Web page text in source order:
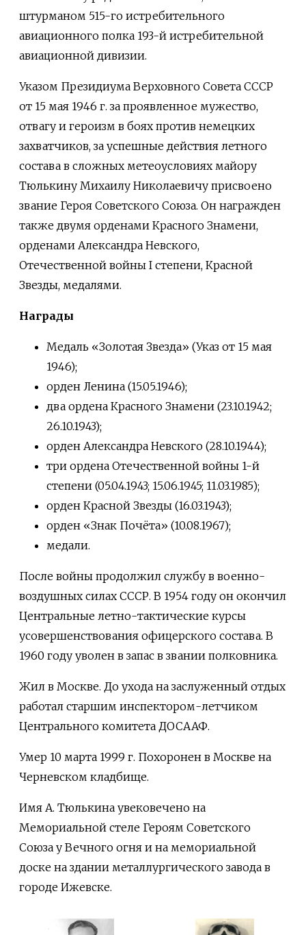
штурманом 515-го истребительного
авиационного полка 193-й истребительной
авиационной дивизии.
Указом Президиума Верховного Совета СССР
от 15 мая 1946 г. за проявленное мужество,
отвагу и героизм в боях против немецких
захватчиков, за успешные действия летного
состава в сложных метеоусловиях майору
Тюлькину Михаилу Николаевичу присвоено
звание Героя Советского Союза. Он награжден
также двумя орденами Красного Знамени,
орденами Александра Невского,
Отечественной войны I степени, Красной
Звезды, медалями.
Награды
Медаль «Золотая Звезда» (Указ от 15 мая
1946);
орден Ленина (15.05.1946);
два ордена Красного Знамени (23.10.1942;
26.10.1943);
орден Александра Невского (28.10.1944);
три ордена Отечественной войны 1-й
степени (05.04.1943; 15.06.1945; 11.03.1985);
орден Красной Звезды (16.03.1943);
орден «Знак Почёта» (10.08.1967);
медали.
После войны продолжил службу в военно-
воздушных силах СССР. В 1954 году он окончил
Центральные летно-тактические курсы
усовершенствования офицерского состава. В
1960 году уволен в запас в звании полковника.
Жил в Москве. До ухода на заслуженный отдых
работал старшим инспектором-летчиком
Центрального комитета ДОСААФ.
Умер 10 марта 1999 г. Похоронен в Москве на
Черневском кладбище.
Имя А. Тюлькина увековечено на
Мемориальной стеле Героям Советского
Союза у Вечного огня и на мемориальной
доске на здании металлургического завода в
городе Ижевске.